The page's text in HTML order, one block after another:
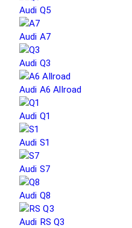
Audi Q5
Audi A7
Audi Q3
Audi A6 Allroad
Audi Q1
Audi S1
Audi S7
Audi Q8
Audi RS Q3